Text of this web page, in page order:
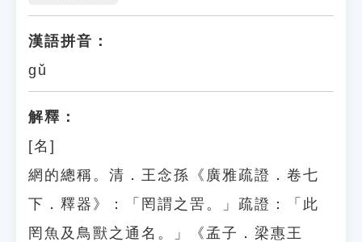
漢語拼音：
gǔ
解釋：
[名]
網的總稱。清．王念孫《廣雅疏證．卷七
下．釋器》：「罔謂之罟。」疏證：「此
罔魚及鳥獸之通名。」《孟子．梁惠王